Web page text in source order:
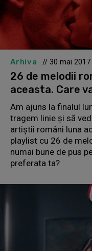
Arhiva // 30 mai 2017
26 de melodii
aceasta. Care
Am ajuns la finalul
tragem linie și să
artiștii români luna
playlist cu 26 de
numai bune de pus
preferata ta?